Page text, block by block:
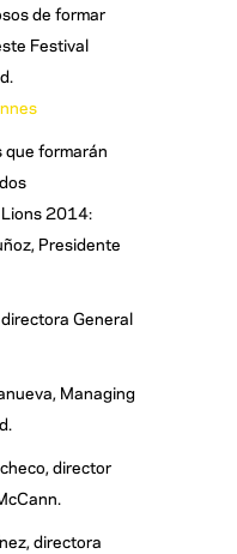
de formar
Festival
que formarán
2014:
Presidente
General
Managing
director
directora